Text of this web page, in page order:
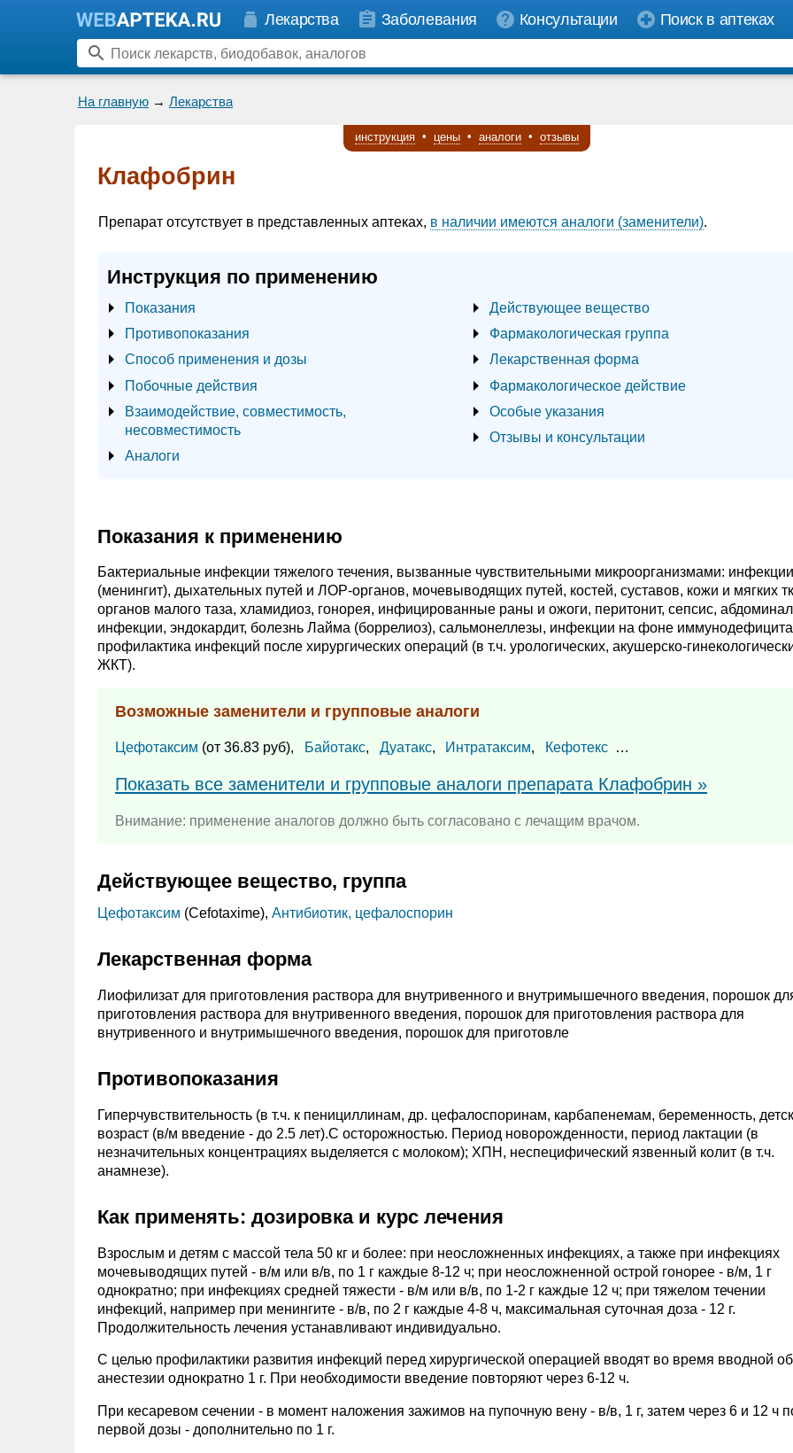
Лекарства Заболевания Консультации Поиск в аптеках
На главную → Лекарства
инструкция • цены • аналоги • отзывы
Клафобрин
Препарат отсутствует в представленных аптеках, в наличии имеются аналоги (заменители).
Инструкция по применению
Показания
Противопоказания
Способ применения и дозы
Побочные действия
Взаимодействие, совместимость,
несовместимость
Аналоги
Действующее вещество
Фармакологическая группа
Лекарственная форма
Фармакологическое действие
Особые указания
Отзывы и консультации
Показания к применению
Бактериальные инфекции тяжелого течения, вызванные чувствительными микроорганизмами:
(менингит), дыхательных путей и ЛОР-органов, мочевыводящих путей, костей, суставов, кожи и мягких
органов малого таза, хламидиоз, гонорея, инфицированные раны и ожоги, перитонит, сепсис,
инфекции, эндокардит, болезнь Лайма (боррелиоз), сальмонеллезы, инфекции на фоне
профилактика инфекций после хирургических операций (в т.ч. урологических, акушерско-
ЖКТ).
Возможные заменители и групповые аналоги
Цефотаксим (от 36.83 руб), Байотакс, Дуатакс, Интратаксим, Кефотекс …
Показать все заменители и групповые аналоги препарата Клафобрин »
Внимание: применение аналогов должно быть согласовано с лечащим врачом.
Действующее вещество, группа
Цефотаксим (Cefotaxime), Антибиотик, цефалоспорин
Лекарственная форма
Лиофилизат для приготовления раствора для внутривенного и внутримышечного введения, порошок
приготовления раствора для внутривенного введения, порошок для приготовления раствора для
внутривенного и внутримышечного введения, порошок для приготовле
Противопоказания
Гиперчувствительность (в т.ч. к пенициллинам, др. цефалоспоринам, карбапенемам, беременность,
возраст (в/м введение - до 2.5 лет).C осторожностью. Период новорожденности, период лактации (в
незначительных концентрациях выделяется с молоком); ХПН, неспецифический язвенный колит (в т.ч.
анамнезе).
Как применять: дозировка и курс лечения
Взрослым и детям с массой тела 50 кг и более: при неосложненных инфекциях, а также при инфекциях
мочевыводящих путей - в/м или в/в, по 1 г каждые 8-12 ч; при неосложненной острой гонорее - в/м, 1 г
однократно; при инфекциях средней тяжести - в/м или в/в, по 1-2 г каждые 12 ч; при тяжелом течении
инфекций, например при менингите - в/в, по 2 г каждые 4-8 ч, максимальная суточная доза - 12 г.
Продолжительность лечения устанавливают индивидуально.
С целью профилактики развития инфекций перед хирургической операцией вводят во время вводной
анестезии однократно 1 г. При необходимости введение повторяют через 6-12 ч.
При кесаревом сечении - в момент наложения зажимов на пупочную вену - в/в, 1 г, затем через 6 и 12 ч
первой дозы - дополнительно по 1 г.